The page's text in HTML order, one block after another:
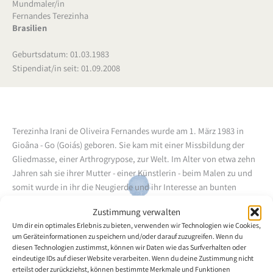
Zustimmung verwalten
Um dir ein optimales Erlebnis zu bieten, verwenden wir Technologien wie Cookies,
um Geräteinformationen zu speichern und/oder darauf zuzugreifen. Wenn du
diesen Technologien zustimmst, können wir Daten wie das Surfverhalten oder
eindeutige IDs auf dieser Website verarbeiten. Wenn du deine Zustimmung nicht
erteilst oder zurückziehst, können bestimmte Merkmale und Funktionen
Mundmaler/in
Fernandes Terezinha
Brasilien
Geburtsdatum: 01.03.1983
Stipendiat/in seit: 01.09.2008
Terezinha Irani de Oliveira Fernandes wurde am 1. März 1983 in
Gioâna - Go (Goiás) geboren. Sie kam mit einer Missbildung der
Gliedmasse, einer Arthrogrypose, zur Welt. Im Alter von etwa zehn
Jahren sah sie ihrer Mutter - einer Künstlerin - beim Malen zu und
somit wurde in ihr die Neugierde und ihr Interesse an bunten
im Alter von 12 Jahren ernsthaft zu malen. Jahre später besuchte
sie die Malschule "Escola Oswaldo Verano" in Anápolis und setzte
ihre Aussbildung anschliessend drei Monate lang mit einem
Privatlehrer fort. Sie lernt gern und liebt Herausforderungen.
Terezinha Irani de Oliveira Fernandes, mit Spitznamen "Tetê"